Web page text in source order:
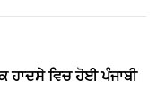
ਵਿਚ ਹੋਈ ਪੰਜਾਬੀ